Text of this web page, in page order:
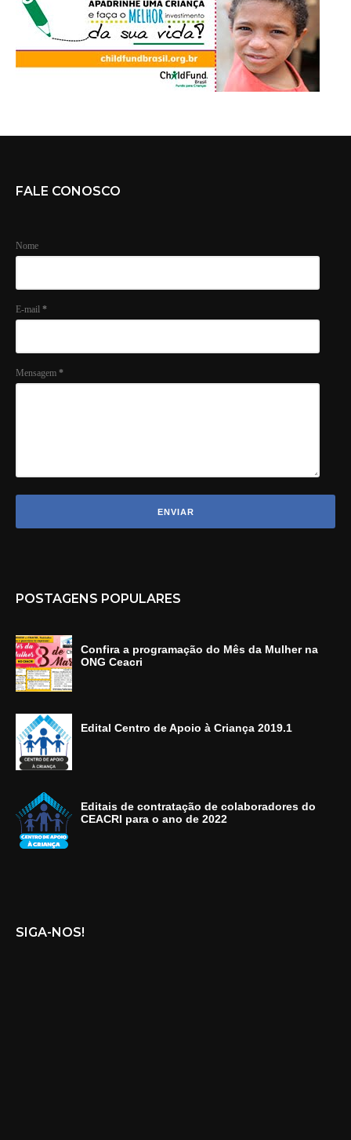
FALE CONOSCO
Nome
E-mail *
Mensagem *
POSTAGENS POPULARES
Confira a programação do Mês da Mulher na
ONG Ceacri
Edital Centro de Apoio à Criança 2019.1
Editais de contratação de colaboradores do
CEACRI para o ano de 2022
SIGA-NOS!